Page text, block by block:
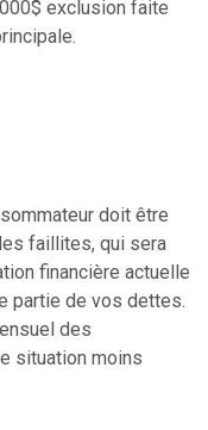
exclusion faite
doit être
faillites, qui sera
financière actuelle
partie de vos dettes.
des
situation moins